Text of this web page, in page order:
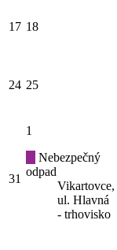
17 18
24 25
31
1
Nebezpečný
odpad
Vikartovce,
ul. Hlavná
- trhovisko